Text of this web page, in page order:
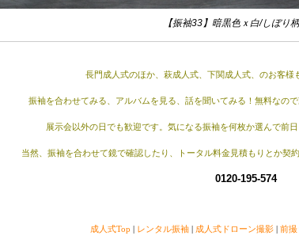
【振袖33】暗黒色ｘ白/しぼ
長門成人式のほか、萩成人式、下関成人式、のお客様
振袖を合わせてみる、アルバムを見る、話を聞いてみる！無料なの
展示会以外の日でも歓迎です。気になる振袖を何枚か選んで前
当然、振袖を合わせて鏡で確認したり、トータル料金見積もりとか契
0120-195-574
成人式Top レンタル振袖 成人式ドローン撮影 前撮